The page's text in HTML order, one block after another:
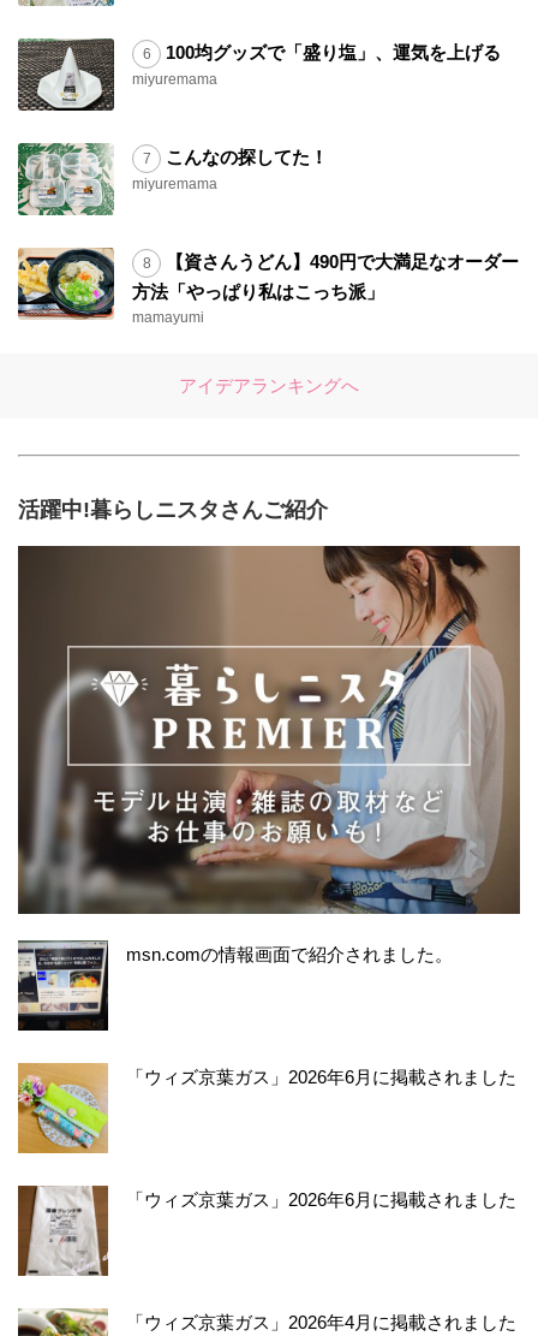
100均グッズで「盛り塩」、運気を上げる
miyuremama
こんなの探してた！
miyuremama
【資さんうどん】490円で大満足なオーダー
方法「やっぱり私はこっち派」
mamayumi
アイデアランキングへ
活躍中!暮らしニスタさんご紹介
msn.comの情報画面で紹介されました。
「ウィズ京葉ガス」2026年6月に掲載されました
「ウィズ京葉ガス」2026年6月に掲載されました
「ウィズ京葉ガス」2026年4月に掲載されました